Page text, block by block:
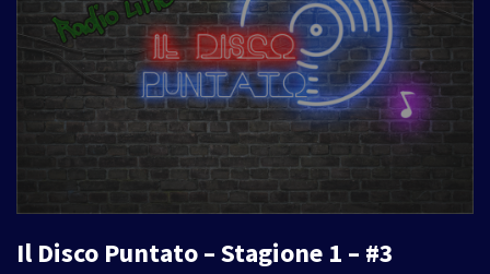
Il Disco Puntato – Stagione 1 – #3